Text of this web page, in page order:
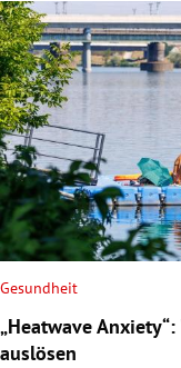
Untermenü
Untermenü
Gesundheit
„Heatwave
auslösen